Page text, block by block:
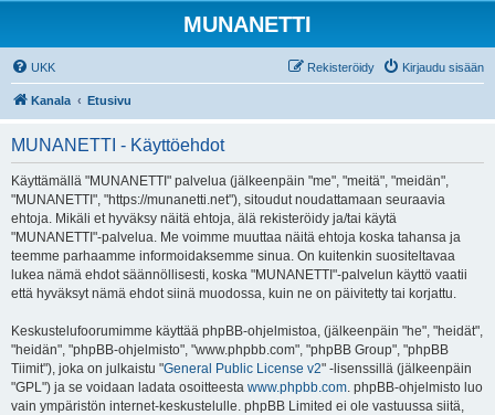
MUNANETTI
UKK Kirjaudu sisään
Rekisteröidy
Kanala Etusivu
MUNANETTI - Käyttöehdot
Käyttämällä "MUNANETTI" palvelua (jälkeenpäin "me", "meitä", "meidän",
"MUNANETTI", "https://munanetti.net"), sitoudut noudattamaan seuraavia
ehtoja. Mikäli et hyväksy näitä ehtoja, älä rekisteröidy ja/tai käytä
"MUNANETTI"-palvelua. Me voimme muuttaa näitä ehtoja koska tahansa ja
teemme parhaamme informoidaksemme sinua. On kuitenkin suositeltavaa
lukea nämä ehdot säännöllisesti, koska "MUNANETTI"-palvelun käyttö vaatii
että hyväksyt nämä ehdot siinä muodossa, kuin ne on päivitetty tai korjattu.
Keskustelufoorumimme käyttää phpBB-ohjelmistoa, (jälkeenpäin "he", "heidät",
"heidän", "phpBB-ohjelmisto", "www.phpbb.com", "phpBB Group", "phpBB
Tiimit"), joka on julkaistu "General Public License v2" -lisenssillä (jälkeenpäin
"GPL") ja se voidaan ladata osoitteesta www.phpbb.com. phpBB-ohjelmisto luo
vain ympäristön internet-keskustelulle. phpBB Limited ei ole vastuussa siitä,